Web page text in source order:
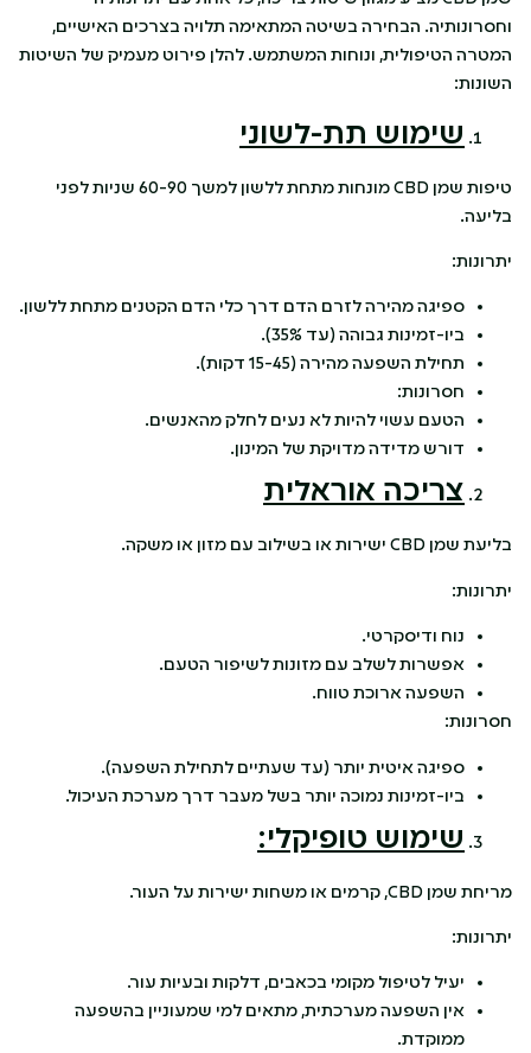
וחסרונותיה. הבחירה בשיטה המתאימה תלויה בצרכים האישיים,
המטרה הטיפולית, ונוחות המשתמש. להלן פירוט מעמיק של השיטות
השונות:
שימוש תת-לשוני
טיפות שמן CBD מונחות מתחת ללשון למשך 60-90 שניות לפני
בליעה.
יתרונות:
ספיגה מהירה לזרם הדם דרך כלי הדם הקטנים מתחת ללשון.
ביו-זמינות גבוהה (עד 35%).
תחילת השפעה מהירה (15-45 דקות).
חסרונות:
הטעם עשוי להיות לא נעים לחלק מהאנשים.
דורש מדידה מדויקת של המינון.
צריכה אוראלית
בליעת שמן CBD ישירות או בשילוב עם מזון או משקה.
יתרונות:
נוח ודיסקרטי.
אפשרות לשלב עם מזונות לשיפור הטעם.
השפעה ארוכת טווח.
חסרונות:
ספיגה איטית יותר (עד שעתיים לתחילת השפעה).
ביו-זמינות נמוכה יותר בשל מעבר דרך מערכת העיכול.
שימוש טופיקלי:
מריחת שמן CBD, קרמים או משחות ישירות על העור.
יתרונות:
יעיל לטיפול מקומי בכאבים, דלקות ובעיות עור.
אין השפעה מערכתית, מתאים למי שמעוניין בהשפעה
ממוקדת.